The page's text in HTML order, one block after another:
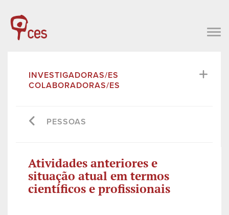
INVESTIGADORAS/ES
COLABORADORAS/ES
PESSOAS
Atividades anteriores e
situação atual em termos
científicos e profissionais